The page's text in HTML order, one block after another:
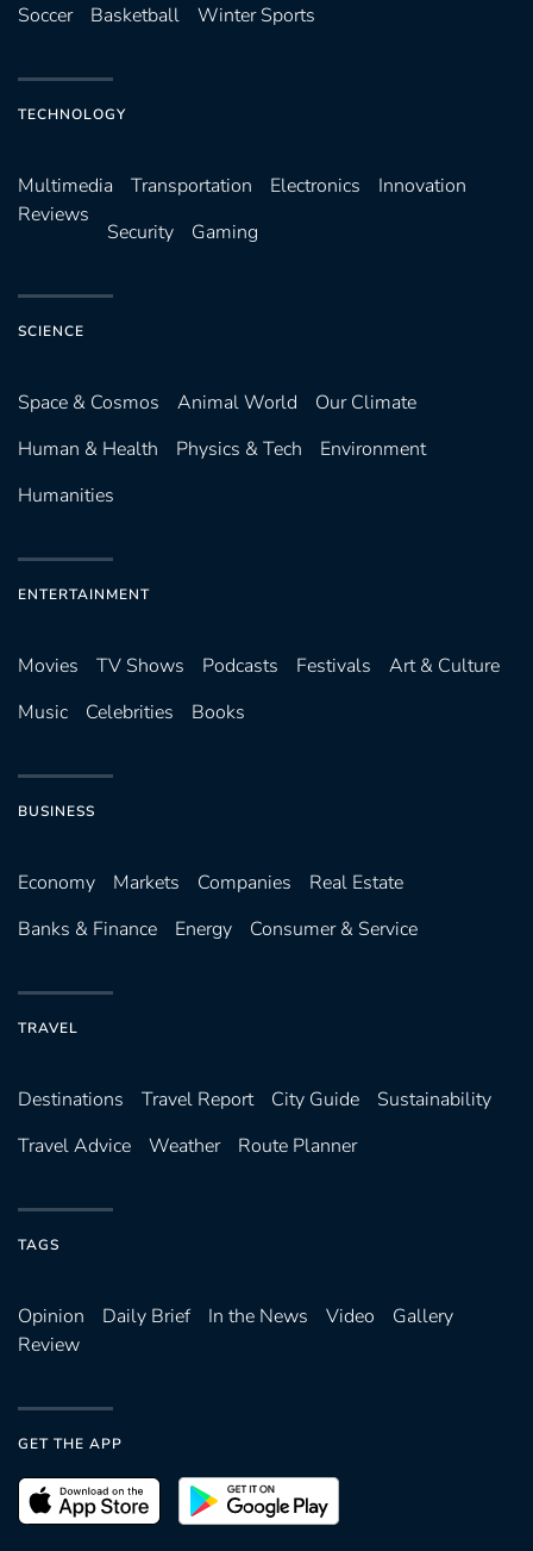
Soccer
Basketball Winter Sports
TECHNOLOGY
Multimedia Transportation Electronics
Innovation
Reviews
Security Gaming
SCIENCE
Space & Cosmos Animal World
Our Climate
Human & Health
Physics & Tech
Environment
Humanities
ENTERTAINMENT
Movies TV Shows Podcasts Festivals
Art & Culture
Music
Celebrities Books
BUSINESS
Economy Markets Companies
Real Estate
Banks & Finance
Energy Consumer & Service
TRAVEL
Destinations Travel Report City Guide
Sustainability
Travel Advice
Weather Route Planner
TAGS
Opinion Daily Brief In the News Video
Gallery
Review
GET THE APP